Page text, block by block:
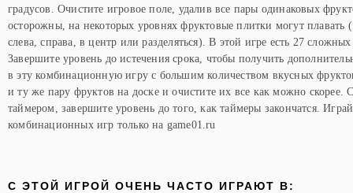
градусов. Очистите игровое поле, удалив все пары одинаковых
осторожны, на некоторых уровнях фруктовые плитки могут плавать (
слева, справа, в центр или разделяться). В этой игре есть 27
Завершите уровень до истечения срока, чтобы получить
в эту комбинационную игру с большим количеством вкусных
и ту же пару фруктов на доске и очистите их все как можно скорее.
таймером, завершите уровень до того, как таймеры закончатся.
комбинационных игр только на game01.ru
C ЭТОЙ ИГРОЙ ОЧЕНЬ ЧАСТО ИГРАЮТ В: